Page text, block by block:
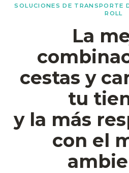
SOLUCIONES DE TRANSPORTE
ROLL
La
cestas y
tu
y la más
con el